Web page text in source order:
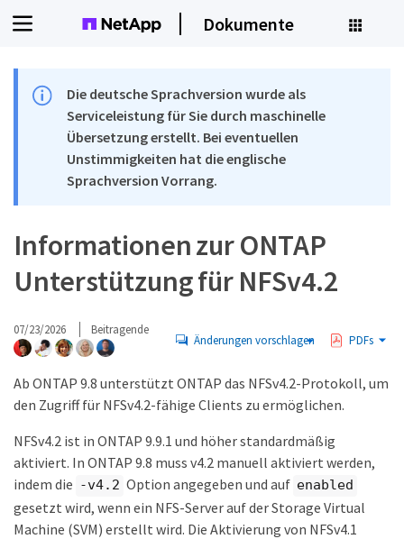
Dokumente
Die deutsche Sprachversion wurde als
Serviceleistung für Sie durch maschinelle
Übersetzung erstellt. Bei eventuellen
Unstimmigkeiten hat die englische
Sprachversion Vorrang.
Informationen zur ONTAP
Unterstützung für NFSv4.2
07/23/2026 Beitragende
Änderungen vorschlagen PDFs
Ab ONTAP 9.8 unterstützt ONTAP das NFSv4.2-Protokoll, um
den Zugriff für NFSv4.2-fähige Clients zu ermöglichen.
NFSv4.2 ist in ONTAP 9.9.1 und höher standardmäßig
aktiviert. In ONTAP 9.8 muss v4.2 manuell aktiviert werden,
indem die -v4.2 Option angegeben und auf enabled
gesetzt wird, wenn ein NFS-Server auf der Storage Virtual
Machine (SVM) erstellt wird. Die Aktivierung von NFSv4.1